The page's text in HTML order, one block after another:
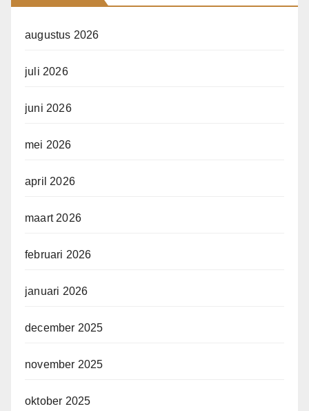
augustus 2026
juli 2026
juni 2026
mei 2026
april 2026
maart 2026
februari 2026
januari 2026
december 2025
november 2025
oktober 2025